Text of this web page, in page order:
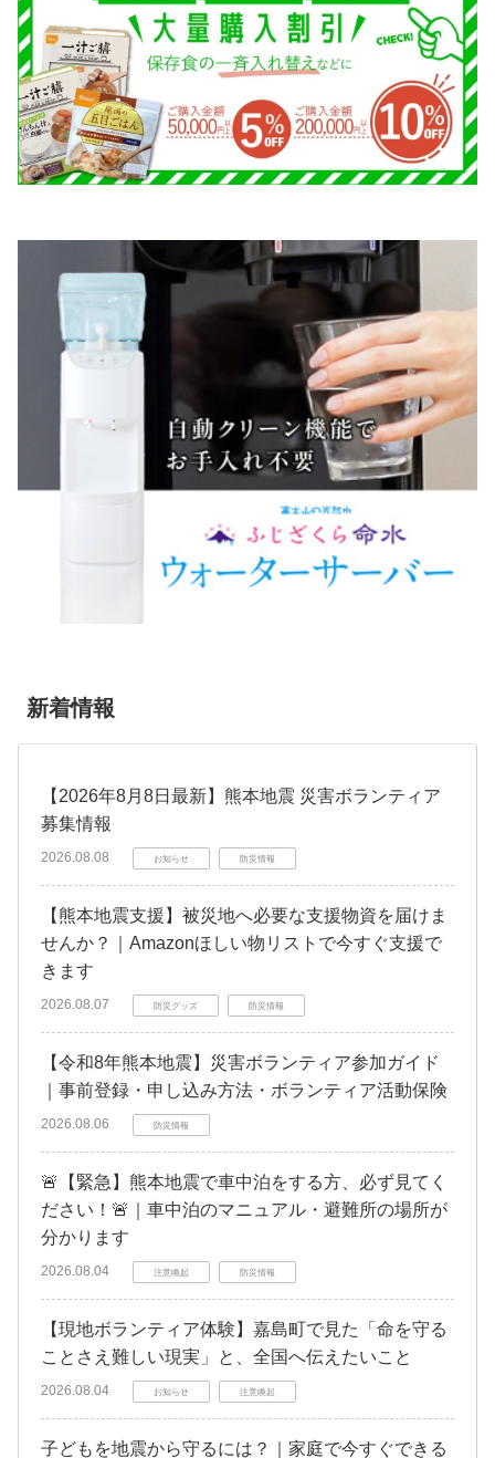
新着情報
【2026年8月8日最新】熊本地震 災害ボランティア
募集情報
2026.08.08 お知らせ 防災情報
【熊本地震支援】被災地へ必要な支援物資を届けま
せんか？｜Amazonほしい物リストで今すぐ支援で
きます
2026.08.07 防災グッズ 防災情報
【令和8年熊本地震】災害ボランティア参加ガイド
｜事前登録・申し込み方法・ボランティア活動保険
2026.08.06 防災情報
🚨【緊急】熊本地震で車中泊をする方、必ず見てく
ださい！🚨｜車中泊のマニュアル・避難所の場所が
分かります
2026.08.04 注意喚起 防災情報
【現地ボランティア体験】嘉島町で見た「命を守る
ことさえ難しい現実」と、全国へ伝えたいこと
2026.08.04 お知らせ 注意喚起
子どもを地震から守るには？｜家庭で今すぐできる